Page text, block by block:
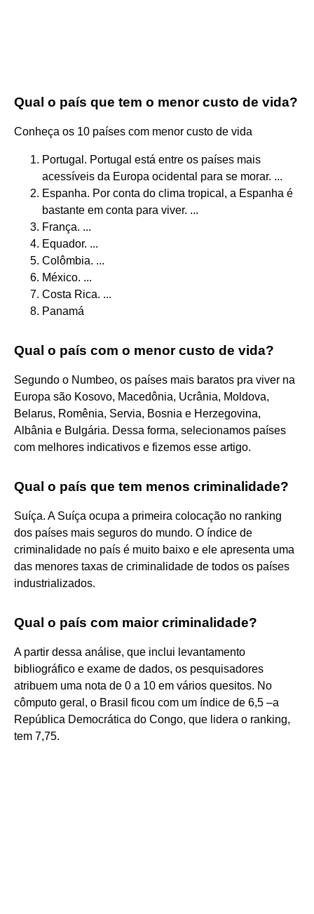
Qual o país que tem o menor custo de vida?
Conheça os 10 países com menor custo de vida
Portugal. Portugal está entre os países mais
acessíveis da Europa ocidental para se morar. ...
Espanha. Por conta do clima tropical, a Espanha é
bastante em conta para viver. ...
França. ...
Equador. ...
Colômbia. ...
México. ...
Costa Rica. ...
Panamá
Qual o país com o menor custo de vida?
Segundo o Numbeo, os países mais baratos pra viver na
Europa são Kosovo, Macedônia, Ucrânia, Moldova,
Belarus, Romênia, Servia, Bosnia e Herzegovina,
Albânia e Bulgária. Dessa forma, selecionamos países
com melhores indicativos e fizemos esse artigo.
Qual o país que tem menos criminalidade?
Suíça. A Suíça ocupa a primeira colocação no ranking
dos países mais seguros do mundo. O índice de
criminalidade no país é muito baixo e ele apresenta uma
das menores taxas de criminalidade de todos os países
industrializados.
Qual o país com maior criminalidade?
A partir dessa análise, que inclui levantamento
bibliográfico e exame de dados, os pesquisadores
atribuem uma nota de 0 a 10 em vários quesitos. No
cômputo geral, o Brasil ficou com um índice de 6,5 –a
República Democrática do Congo, que lidera o ranking,
tem 7,75.